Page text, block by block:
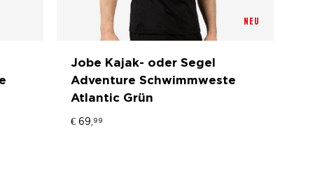
NEU
Jobe Kajak- oder Segel
Adventure Schwimmweste
Atlantic Grün
€ 69, 99